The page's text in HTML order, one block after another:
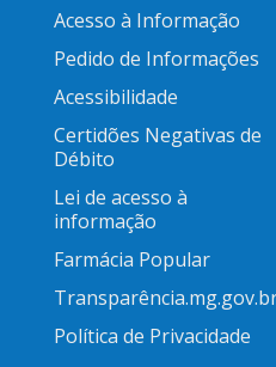
Acesso à Informação
Pedido de Informações
Acessibilidade
Certidões Negativas de
Débito
Lei de acesso à
informação
Farmácia Popular
Política de Privacidade